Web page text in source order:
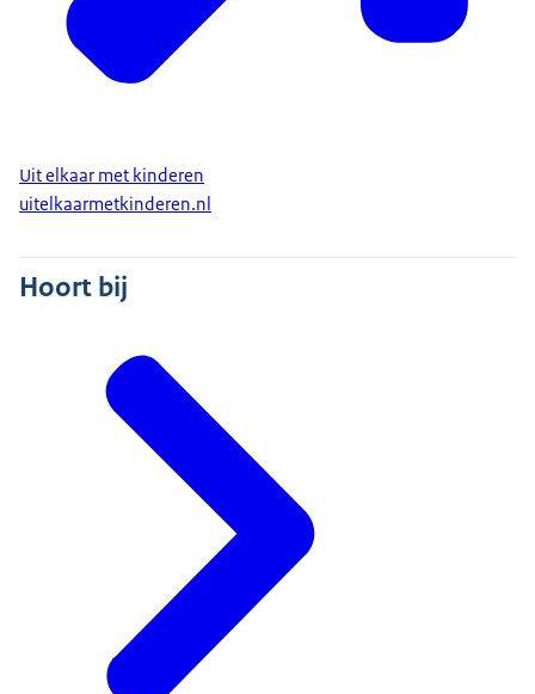
Uit elkaar met kinderen
uitelkaarmetkinderen.nl
Hoort bij